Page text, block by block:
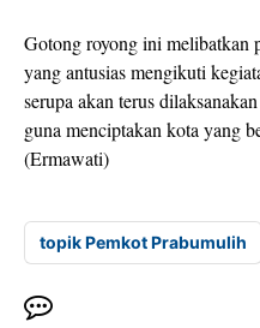
Gotong royong ini melibatkan
yang antusias mengikuti
serupa akan terus
guna menciptakan kota yang
(Ermawati)
topik Pemkot Prabumulih